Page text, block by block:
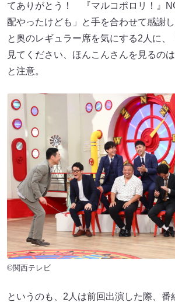
てありがとう！ 『マルコポロリ！』
配やったけども」と手を合わせて感謝
と奥のレギュラー席を気にする2人に
見てください、ほんこんさんを見るの
と注意。
©関西テレビ
というのも、2人は前回出演した際、番